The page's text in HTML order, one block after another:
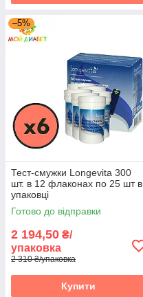
–5%
Тест-смужки Longevita 300
шт. в 12 флаконах по 25 шт в
упаковці
Готово до відправки
2 194,50 ₴/
упаковка
2 310 ₴/упаковка
Купити